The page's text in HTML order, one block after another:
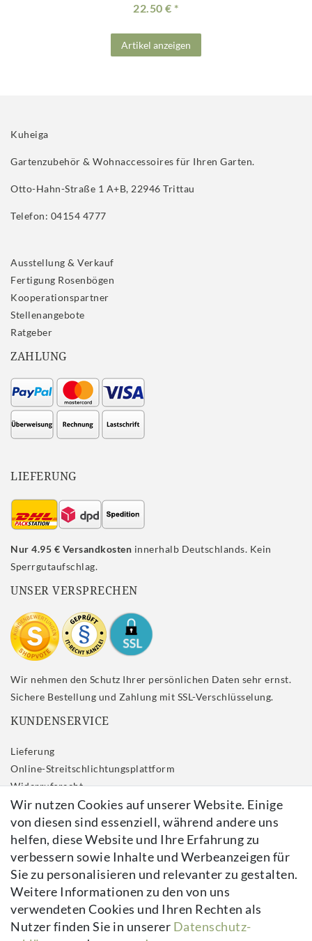
22.50 €
Artikel anzeigen
Kuheiga
Gartenzubehör & Wohnaccessoires für Ihren Garten.
Otto-Hahn-Straße 1 A+B, 22946 Trittau
Telefon: 04154 4777
Ausstellung & Verkauf
Fertigung Rosenbögen
Kooperationspartner
Stellenangebote
Ratgeber
ZAHLUNG
LIEFERUNG
Nur 4.95 € Versandkosten innerhalb Deutschlands. Kein
Sperrgutaufschlag.
UNSER VERSPRECHEN
Wir nehmen den Schutz Ihrer persönlichen Daten sehr ernst.
Sichere Bestellung und Zahlung mit SSL-Verschlüsselung.
KUNDENSERVICE
Lieferung
Online-Streitschlichtungsplattform
Widerrufs­recht
Impressum
Daten­schutz­erklärung
AGB
Kontakt
Vertrag widerrufen
Newsletter
Wir nutzen Cookies auf unserer Website. Einige
von diesen sind essenziell, während andere uns
helfen, diese Website und Ihre Erfahrung zu
verbessern sowie Inhalte und Werbeanzeigen für
Sie zu personalisieren und relevanter zu gestalten.
Weitere Informationen zu den von uns
verwendeten Cookies und Ihren Rechten als
Nutzer finden Sie in unserer Daten­schutz­